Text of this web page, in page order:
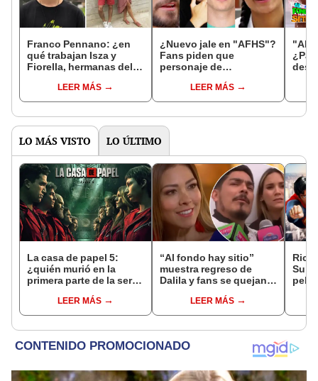
Franco Pennano: ¿en
qué trabajan Isza y
Fiorella, hermanas del
"AFHS"?LEER MÁS
¿Nuevo jale en "AFHS"?
Fans piden que
personaje de
conquista de July
LEER MÁS
"Al
LO MÁS VISTO LO ÚLTIMO
La casa de papel 5:
¿quién murió en la
primera parte de la serie
LEER MÁS
“Al fondo hay sitio”
muestra regreso de
Dalila y fans se quejan
avanzar la trama!”
LEER MÁS